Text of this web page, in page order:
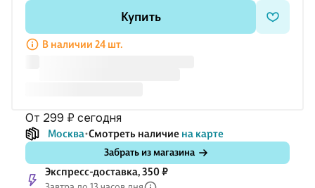
работе за курс начальной школы.
Купить
В наличии 24 шт.
от 299 ₽ сегодня
Москва Смотреть наличие на карте
Забрать из магазина
Экспресс-доставка, 350 ₽